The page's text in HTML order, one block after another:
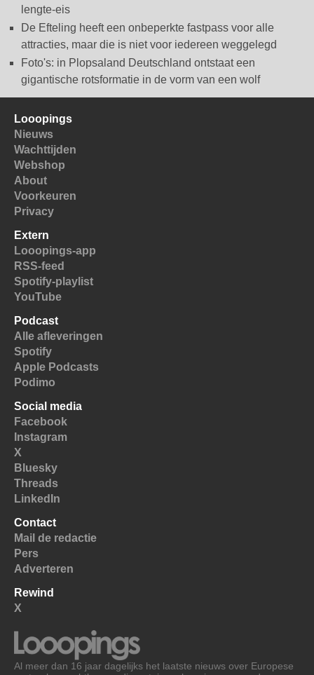
lengte-eis
De Efteling heeft een onbeperkte fastpass voor alle
attracties, maar die is niet voor iedereen weggelegd
Foto's: in Plopsaland Deutschland ontstaat een
gigantische rotsformatie in de vorm van een wolf
Looopings
Nieuws
Wachttijden
Webshop
About
Voorkeuren
Privacy
Extern
Looopings-app
RSS-feed
Spotify-playlist
YouTube
Podcast
Alle afleveringen
Spotify
Apple Podcasts
Podimo
Social media
Facebook
Instagram
X
Bluesky
Threads
LinkedIn
Contact
Mail de redactie
Pers
Adverteren
Rewind
X
Al meer dan 16 jaar dagelijks het laatste nieuws over Europese